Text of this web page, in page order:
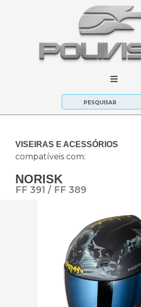
VISEIRAS E ACESSÓRIOS
compatíveis com:
NORISK
FF 391 / FF 389